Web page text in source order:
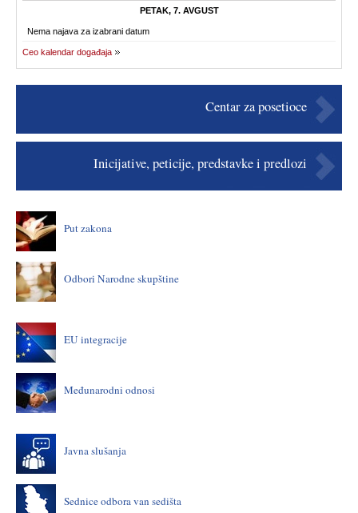
PETAK, 7. AVGUST
Nema najava za izabrani datum
Ceo kalendar događaja
Centar za posetioce
Inicijative, peticije, predstavke i predlozi
Put zakona
Odbori Narodne skupštine
EU integracije
Međunarodni odnosi
Javna slušanja
Sednice odbora van sedišta